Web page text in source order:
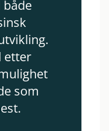
etter
som